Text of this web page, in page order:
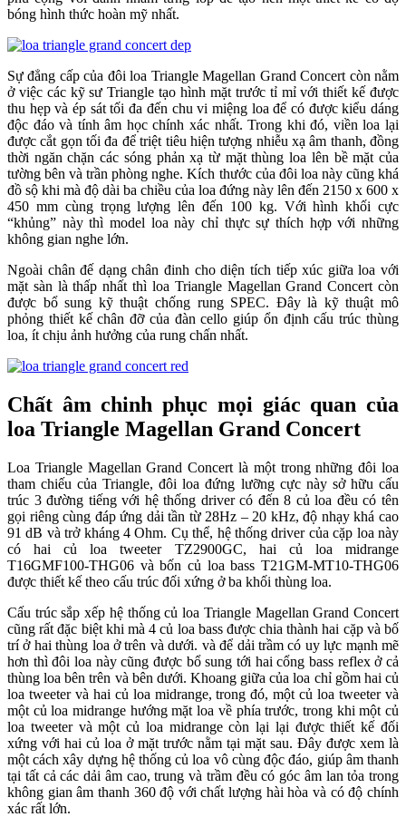
bóng hình thức hoàn mỹ nhất.
Sự đẳng cấp của đôi loa Triangle Magellan Grand Concert còn nằm
ở việc các kỹ sư Triangle tạo hình mặt trước tỉ mỉ với thiết kế được
thu hẹp và ép sát tối đa đến chu vi miệng loa để có được kiểu dáng
độc đáo và tính âm học chính xác nhất. Trong khi đó, viền loa lại
được cắt gọn tối đa để triệt tiêu hiện tượng nhiễu xạ âm thanh, đồng
thời ngăn chặn các sóng phản xạ từ mặt thùng loa lên bề mặt của
tường bên và trần phòng nghe. Kích thước của đôi loa này cũng khá
đồ sộ khi mà độ dài ba chiều của loa đứng này lên đến 2150 x 600 x
450 mm cùng trọng lượng lên đến 100 kg. Với hình khối cực
“khủng” này thì model loa này chỉ thực sự thích hợp với những
không gian nghe lớn.
Ngoài chân đế dạng chân đinh cho diện tích tiếp xúc giữa loa với
mặt sàn là thấp nhất thì loa Triangle Magellan Grand Concert còn
được bổ sung kỹ thuật chống rung SPEC. Đây là kỹ thuật mô
phỏng thiết kế chân đỡ của đàn cello giúp ổn định cấu trúc thùng
loa, ít chịu ảnh hưởng của rung chấn nhất.
Chất âm chinh phục mọi giác quan của
loa Triangle Magellan Grand Concert
Loa Triangle Magellan Grand Concert là một trong những đôi loa
tham chiếu của Triangle, đôi loa đứng lưỡng cực này sở hữu cấu
trúc 3 đường tiếng với hệ thống driver có đến 8 củ loa đều có tên
gọi riêng cùng đáp ứng dải tần từ 28Hz – 20 kHz, độ nhạy khá cao
91 dB và trở kháng 4 Ohm. Cụ thể, hệ thống driver của cặp loa này
có hai củ loa tweeter TZ2900GC, hai củ loa midrange
T16GMF100-THG06 và bốn củ loa bass T21GM-MT10-THG06
được thiết kế theo cấu trúc đối xứng ở ba khối thùng loa.
Cấu trúc sắp xếp hệ thống củ loa Triangle Magellan Grand Concert
cũng rất đặc biệt khi mà 4 củ loa bass được chia thành hai cặp và bố
trí ở hai thùng loa ở trên và dưới. và để dải trầm có uy lực mạnh mẽ
hơn thì đôi loa này cũng được bổ sung tới hai cổng bass reflex ở cả
thùng loa bên trên và bên dưới. Khoang giữa của loa chỉ gồm hai củ
loa tweeter và hai củ loa midrange, trong đó, một củ loa tweeter và
một củ loa midrange hướng mặt loa về phía trước, trong khi một củ
loa tweeter và một củ loa midrange còn lại lại được thiết kế đối
xứng với hai củ loa ở mặt trước nằm tại mặt sau. Đây được xem là
một cách xây dựng hệ thống củ loa vô cùng độc đáo, giúp âm thanh
tại tất cả các dải âm cao, trung và trầm đều có góc âm lan tỏa trong
không gian âm thanh 360 độ với chất lượng hài hòa và có độ chính
xác rất lớn.